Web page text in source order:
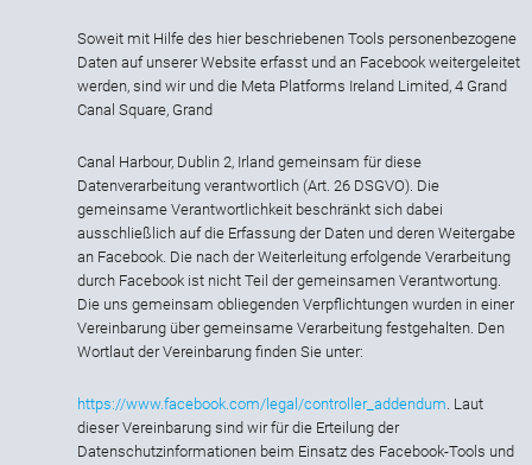
Soweit mit Hilfe des hier beschriebenen Tools personenbezogene
Daten auf unserer Website erfasst und an Facebook weitergeleitet
werden, sind wir und die Meta Platforms Ireland Limited, 4 Grand
Canal Square, Grand
Canal Harbour, Dublin 2, Irland gemeinsam für diese
Datenverarbeitung verantwortlich (Art. 26 DSGVO). Die
gemeinsame Verantwortlichkeit beschränkt sich dabei
ausschließlich auf die Erfassung der Daten und deren Weitergabe
an Facebook. Die nach der Weiterleitung erfolgende Verarbeitung
durch Facebook ist nicht Teil der gemeinsamen Verantwortung.
Die uns gemeinsam obliegenden Verpflichtungen wurden in einer
Vereinbarung über gemeinsame Verarbeitung festgehalten. Den
Wortlaut der Vereinbarung finden Sie unter:
https://www.facebook.com/legal/controller_addendum. Laut
dieser Vereinbarung sind wir für die Erteilung der
Datenschutzinformationen beim Einsatz des Facebook-Tools und